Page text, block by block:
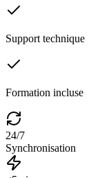
Support technique
Formation incluse
24/7
Synchronisation